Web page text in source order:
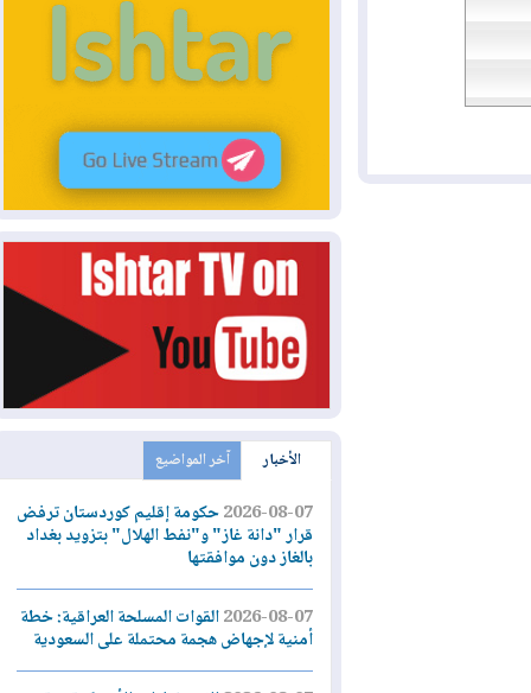
الأخبار آخر المواضيع
2026-08-07حكومة إقليم كوردستان ترفض
قرار "دانة غاز" و"نفط الهلال" بتزويد بغداد
بالغاز دون موافقتها
2026-08-07القوات المسلحة العراقية: خطة
أمنية لإجهاض هجمة محتملة على السعودية